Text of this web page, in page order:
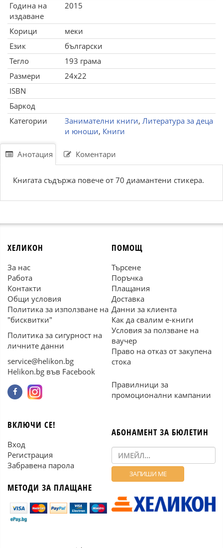
Година на
издаване
2015
Корици
меки
Език
български
Тегло
193 грама
Размери
24x22
ISBN
Баркод
Категории
Занимателни книги, Литература за деца
и юноши, Книги
Анотация Коментари
Книгата съдържа повече от 70 диамантени стикера.
ХЕЛИКОН
За нас
Работа
Контакти
Общи условия
Политика за използване на
"бисквитки"
Политика за сигурност на
личните данни
service@helikon.bg
Helikon.bg във Facebook
ПОМОЩ
Търсене
Поръчка
Плащания
Доставка
Данни за клиента
Как да свалим е-книги
Условия за ползване на
ваучер
Право на отказ от закупена
стока
Правилници за
промоционални кампании
ВКЛЮЧИ СЕ!
Вход
Регистрация
Забравена парола
МЕТОДИ ЗА ПЛАЩАНЕ
АБОНАМЕНТ ЗА БЮЛЕТИН